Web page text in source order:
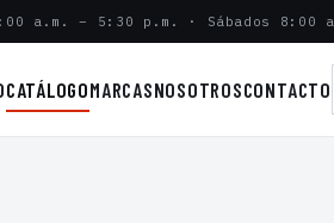
a.m. – 5:30 p.m. · Sábados 8:00
CATÁLOGOMARCASNOSOTROSCONTACTO